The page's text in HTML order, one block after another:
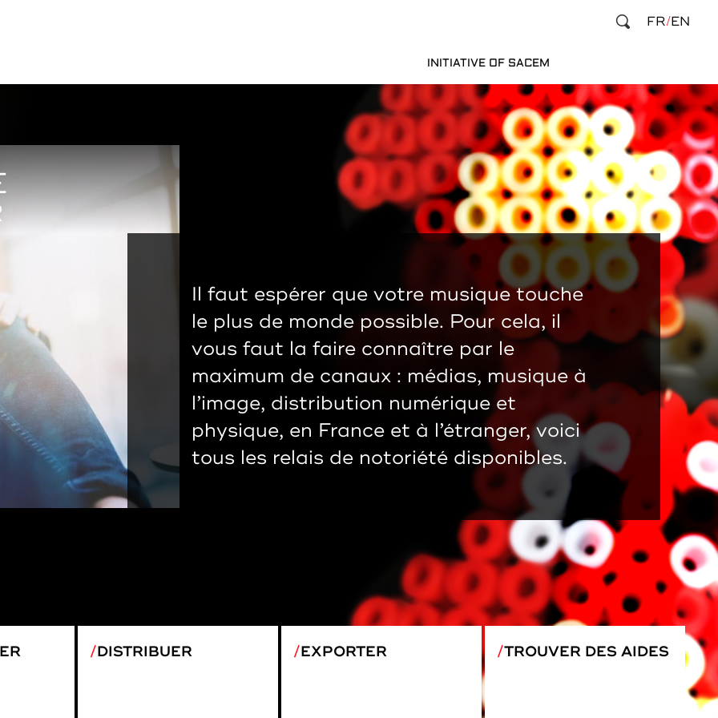
INITIATIVE OF SACEM
FR EN
Il faut espérer que votre musique touche
le plus de monde possible. Pour cela, il
vous faut la faire connaître par le
maximum de canaux : médias, musique à
l’image, distribution numérique et
physique, en France et à l’étranger, voici
tous les relais de notoriété disponibles.
DISTRIBUER EXPORTER TROUVER DES AIDES